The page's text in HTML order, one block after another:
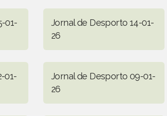
01-
Jornal de Desporto 14-01-
26
01-
Jornal de Desporto 09-01-
26